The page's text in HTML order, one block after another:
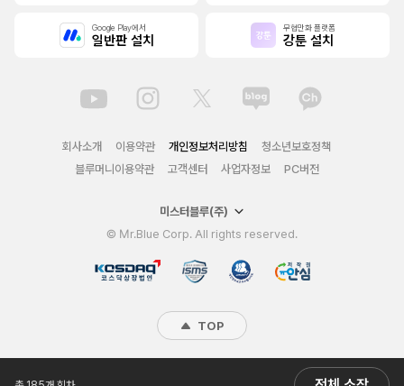
Google Play에서
일반판 설치
무협만화 플랫폼
강툰 설치
회사소개 이용약관 개인정보처리방침
청소년보호정책
블루머니이용약관
고객센터 사업자정보 PC버전
미스터블루(주)
© Mr.Blue Corp. All rights reserved.
TOP